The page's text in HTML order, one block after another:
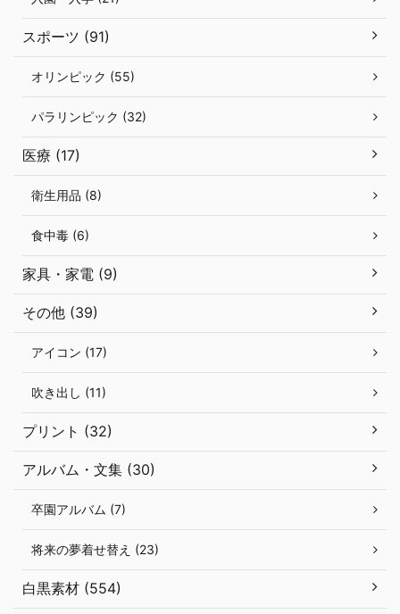
スポーツ (91)
オリンピック (55)
パラリンピック (32)
医療 (17)
衛生用品 (8)
食中毒 (6)
家具・家電 (9)
その他 (39)
アイコン (17)
吹き出し (11)
プリント (32)
アルバム・文集 (30)
卒園アルバム (7)
将来の夢着せ替え (23)
白黒素材 (554)